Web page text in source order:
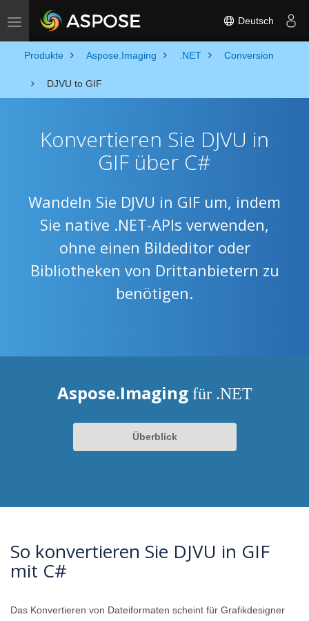
Toggle navigation Deutsch
Produkte Aspose.Imaging .NET Conversion
DJVU to GIF
Konvertieren Sie DJVU in
GIF über C#
Wandeln Sie DJVU in GIF um, indem
Sie native .NET-APIs verwenden,
ohne einen Bildeditor oder
Bibliotheken von Drittanbietern zu
benötigen.
Aspose.Imaging für .NET
Überblick
So konvertieren Sie DJVU in GIF
mit C#
Das Konvertieren von Dateiformaten scheint für Grafikdesigner